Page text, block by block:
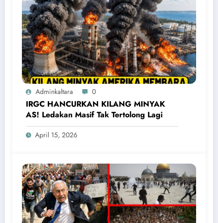
Adminkaltara 0
IRGC HANCURKAN KILANG MINYAK
AS! Ledakan Masif Tak Tertolong Lagi
April 15, 2026